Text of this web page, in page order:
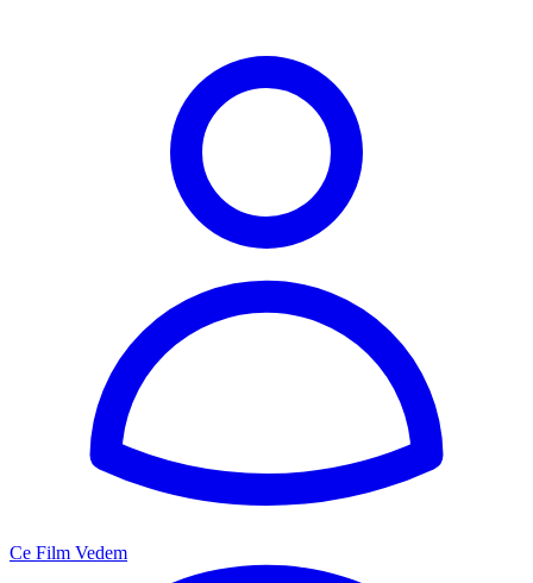
Ce Film Vedem